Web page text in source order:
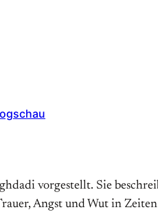
vorgestellt. Sie
Angst und Wut in